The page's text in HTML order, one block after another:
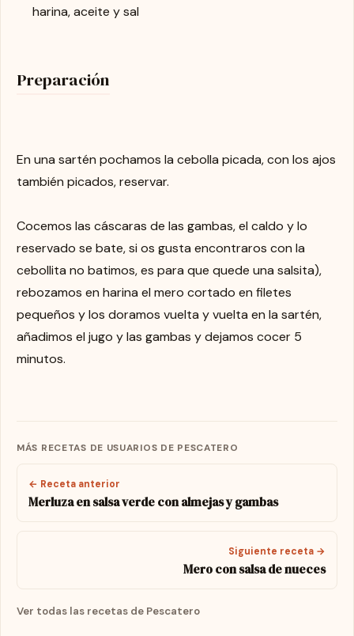
harina, aceite y sal
Preparación
En una sartén pochamos la cebolla picada, con los ajos
también picados, reservar.
Cocemos las cáscaras de las gambas, el caldo y lo
reservado se bate, si os gusta encontraros con la
cebollita no batimos, es para que quede una salsita),
rebozamos en harina el mero cortado en filetes
pequeños y los doramos vuelta y vuelta en la sartén,
añadimos el jugo y las gambas y dejamos cocer 5
minutos.
MÁS RECETAS DE USUARIOS DE PESCATERO
← Receta anterior
Merluza en salsa verde con almejas y gambas
Siguiente receta →
Mero con salsa de nueces
Ver todas las recetas de Pescatero